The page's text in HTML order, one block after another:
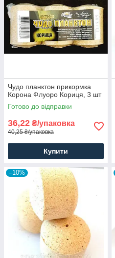
Чудо планктон прикормка
Корона Флуоро Кориця, 3 шт
Готово до відправки
36,22 ₴/упаковка
40,25 ₴/упаковка
Купити
–10%